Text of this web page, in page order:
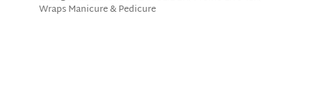
Wraps Manicure & Pedicure